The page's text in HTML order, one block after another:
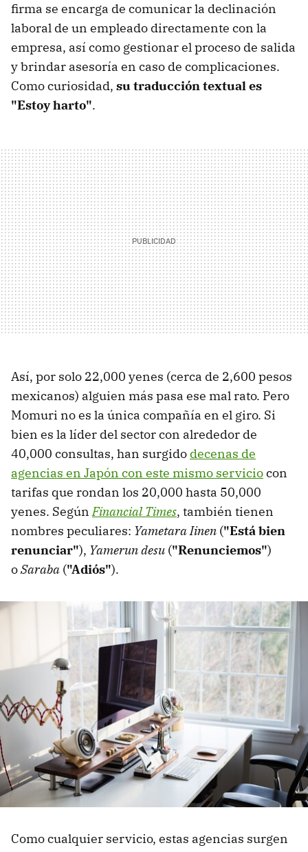
firma se encarga de comunicar la declinación
laboral de un empleado directamente con la
empresa, así como gestionar el proceso de salida
y brindar asesoría en caso de complicaciones.
Como curiosidad, su traducción textual es
"Estoy harto".
Así, por solo 22,000 yenes (cerca de 2,600 pesos
mexicanos) alguien más pasa ese mal rato. Pero
Momuri no es la única compañía en el giro. Si
bien es la líder del sector con alrededor de
40,000 consultas, han surgido decenas de
agencias en Japón con este mismo serviciocon
tarifas que rondan los 20,000 hasta 50,000
yenes. SegúnFinancial Times, también tienen
nombres peculiares: Yametara Iinen ("Está bien
renunciar"), Yamerun desu ("Renunciemos")
oSaraba ("Adiós").
Como cualquier servicio, estas agencias surgen